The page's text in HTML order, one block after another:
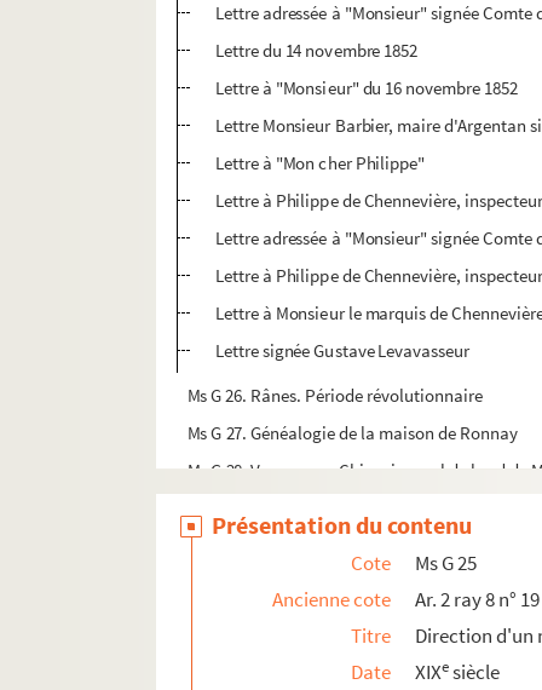
Lettre adressée à "Monsieur" signée Comte
Lettre du 14 novembre 1852
Lettre à "Monsieur" du 16 novembre 1852
Lettre Monsieur Barbier, maire d'Argentan
Lettre à "Mon cher Philippe"
Lettre à Philippe de Chennevière,
Lettre adressée à "Monsieur" signée Comte
Lettre à Philippe de Chennevière,
Lettre à Monsieur le marquis de
Lettre signée Gustave Levavasseur
Ms G 26. Rânes. Période révolutionnaire
Ms G 27. Généalogie de la maison de Ronnay
Ms G 28. Voyages en Chine, journal de bord de
Ms G 30. Dénombrement des héritages et
Présentation du contenu
Cote
Ms G 25
Ancienne cote
Ar. 2 ray 8 n° 19
Titre
Direction d'un
Date
XIXesiècle